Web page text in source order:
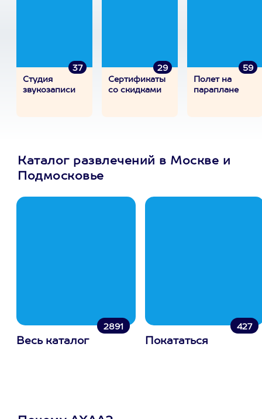
37
Студия
звукозаписи
29
Сертификаты
со скидками
59
Полет на
параплане
Каталог развлечений в Москве и
Подмосковье
2891
Весь каталог
427
Покататься